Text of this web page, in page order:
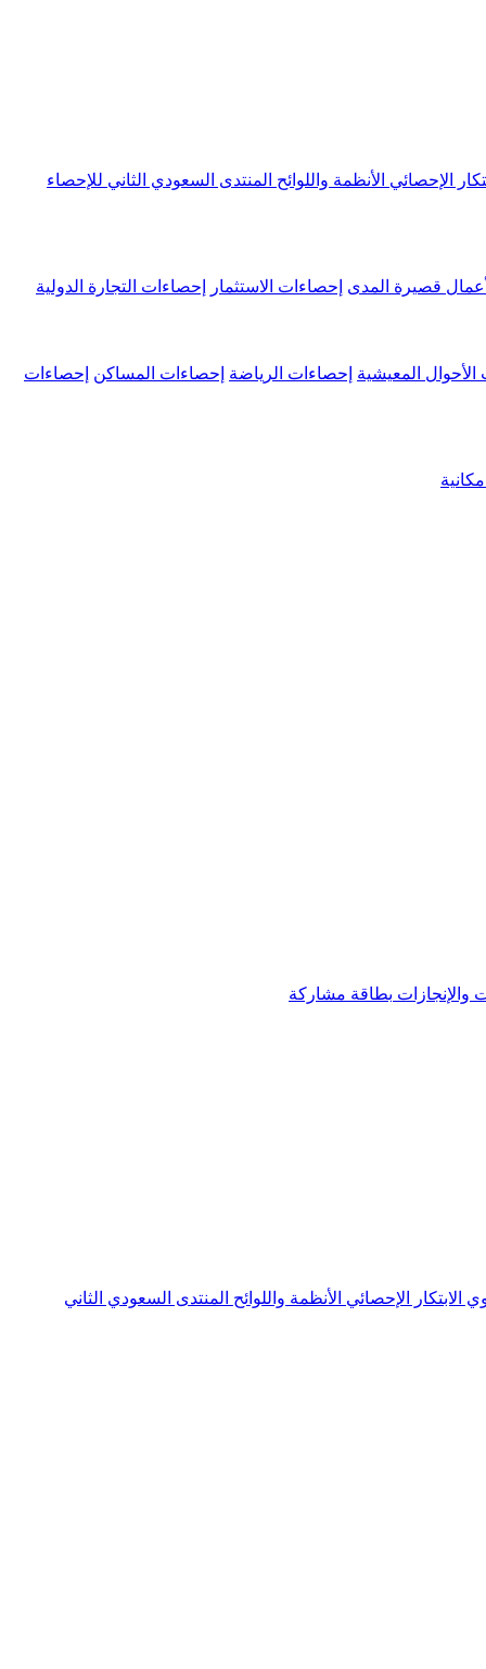
الإحصائي الأنظمة واللوائح المنتدى السعودي الثاني للإحصاء
قصيرة المدى إحصاءات الاستثمار إحصاءات التجارة الدولية
الأحوال المعيشية إحصاءات الرياضة إحصاءات المساكن إحصاءات
والإنجازات بطاقة مشاركة
الابتكار الإحصائي الأنظمة واللوائح المنتدى السعودي الثاني